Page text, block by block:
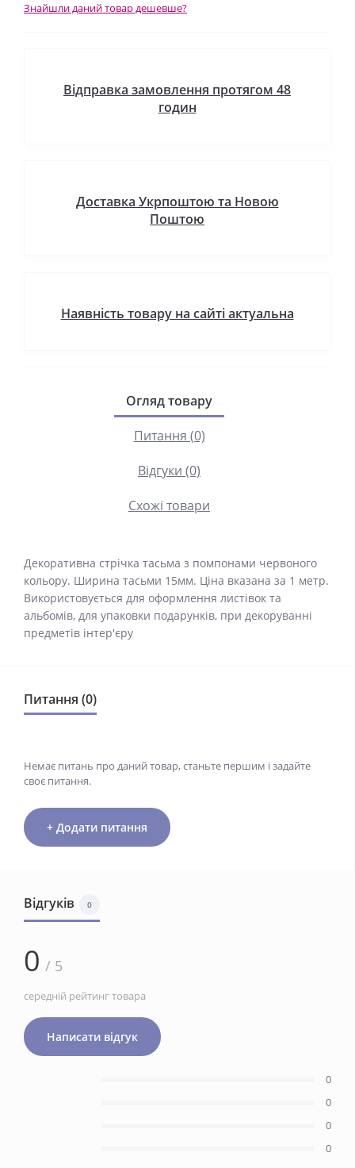
Знайшли даний товар дешевше?
Відправка замовлення протягом 48
годин
Доставка Укрпоштою та Новою
Поштою
Наявність товару на сайті актуальна
Огляд товару
Питання (0)
Відгуки (0)
Схожі товари
Декоративна стрічка тасьма з помпонами червоного
кольору. Ширина тасьми 15мм. Ціна вказана за 1 метр.
Використовується для оформлення листівок та
альбомів, для упаковки подарунків, при декоруванні
предметів інтер'єру
Питання (0)
Немає питань про даний товар, станьте першим і задайте
своє питання.
+ Додати питання
Відгуків 0
0 / 5
середній рейтинг товара
Написати відгук
0
0
0
0